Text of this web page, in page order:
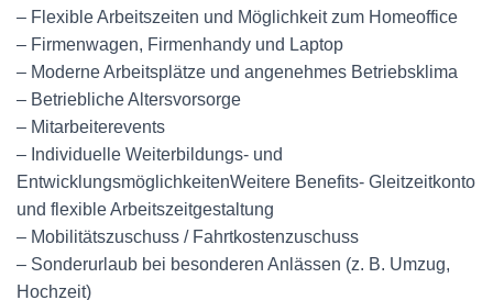
– Flexible Arbeitszeiten und Möglichkeit zum Homeoffice
– Firmenwagen, Firmenhandy und Laptop
– Moderne Arbeitsplätze und angenehmes Betriebsklima
– Betriebliche Altersvorsorge
– Mitarbeiterevents
– Individuelle Weiterbildungs- und
EntwicklungsmöglichkeitenWeitere Benefits- Gleitzeitkonto
und flexible Arbeitszeitgestaltung
– Mobilitätszuschuss / Fahrtkostenzuschuss
– Sonderurlaub bei besonderen Anlässen (z. B. Umzug,
Hochzeit)